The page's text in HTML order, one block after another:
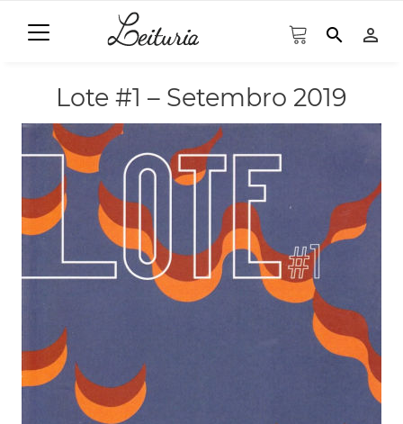
search person_outline
Lote #1 – Setembro 2019